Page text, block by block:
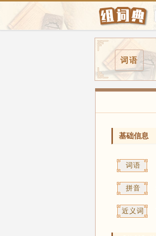
词语
基础信息
词语
拼音
近义词